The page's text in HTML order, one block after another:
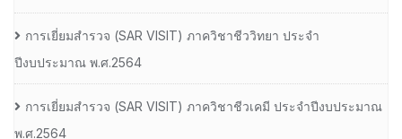
การเยี่ยมสํารวจ (SAR VISIT) ภาควิชาชีววิทยา ประจํา
ปีงบประมาณ พ.ศ.2564
การเยี่ยมสํารวจ (SAR VISIT) ภาควิชาชีวเคมี ประจําปีงบประมาณ
พ.ศ.2564